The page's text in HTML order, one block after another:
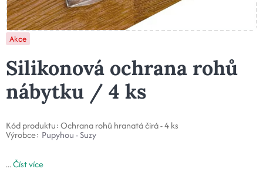
Akce
Silikonová ochrana rohů
nábytku / 4 ks
Kód produktu:Ochrana rohů hranatá čirá - 4 ks
Výrobce: Pupyhou - Suzy
...Číst více